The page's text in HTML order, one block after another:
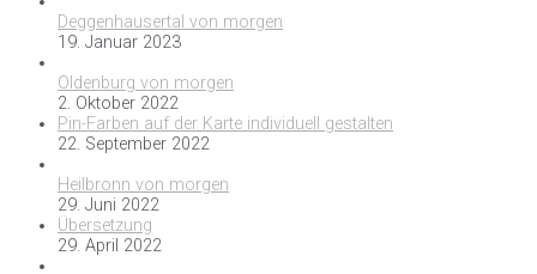
Deggenhausertal von morgen
19. Januar 2023
Oldenburg von morgen
2. Oktober 2022
Pin-Farben auf der Karte individuell gestalten
22. September 2022
Heilbronn von morgen
29. Juni 2022
Übersetzung
29. April 2022